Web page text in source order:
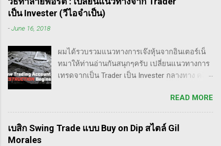
เป็น Invester (วีไอจำเป็น)
-June 16, 2018
ผมได้รวบรวมแนวทางการเจ๊งหุ้นจากอินเตอร์เน็
ทมาให้ท่านอ่านกันสนุกๆครับ เปลี่ยนแนวทางการ
เทรดจากเป็น Trader เป็น Invester กลางทาง คลิป
เป็น Trader แล้วต่อมาก็เปลี่ยนใจอยากเป็น
Invester ไปซะงั้น เผื่อใครไม่เข้าใจ Trader คือ
ลักษณะการเทรดที่ ไม่ถือยาว ซื้อแล้วขายในระยะ
เวลาหนึ่ง ที่สำคัญความเป็นเทรดเดอร์คือ การ
READ MORE
เบสิก Swing Trade แบบ Buy on Dip สไตล์ Gil
Morales